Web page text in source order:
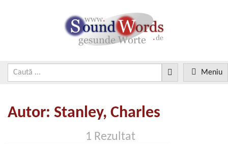
Meniu
Autor: Stanley, Charles
1 Rezultat